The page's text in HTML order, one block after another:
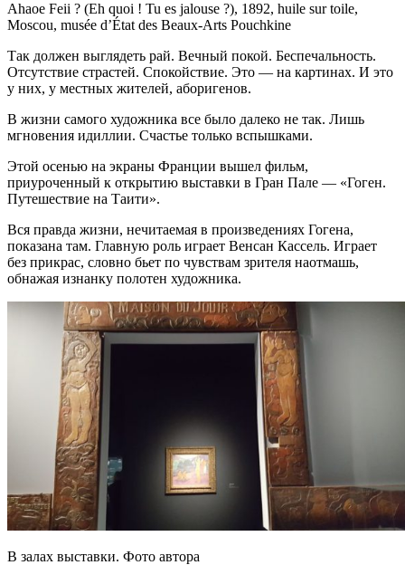
Ahaoe Feii ? (Eh quoi ! Tu es jalouse ?), 1892, huile sur toile,
Moscou, musée d’État des Beaux-Arts Pouchkine
Так должен выглядеть рай. Вечный покой. Беспечальность.
Отсутствие страстей. Спокойствие. Это — на картинах. И это
у них, у местных жителей, аборигенов.
В жизни самого художника все было далеко не так. Лишь
мгновения идиллии. Счастье только вспышками.
Этой осенью на экраны Франции вышел фильм,
приуроченный к открытию выставки в Гран Пале — «Гоген.
Путешествие на Таити».
Вся правда жизни, нечитаемая в произведениях Гогена,
показана там. Главную роль играет Венсан Кассель. Играет
без прикрас, словно бьет по чувствам зрителя наотмашь,
обнажая изнанку полотен художника.
В залах выставки. Фото автора